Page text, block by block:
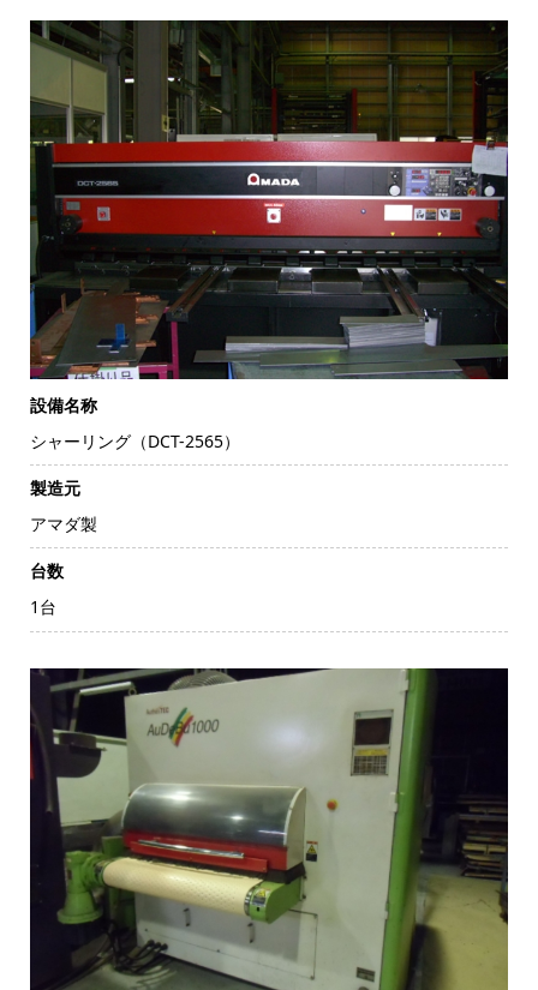
設備名称
シャーリング（DCT-2565）
製造元
アマダ製
台数
1台